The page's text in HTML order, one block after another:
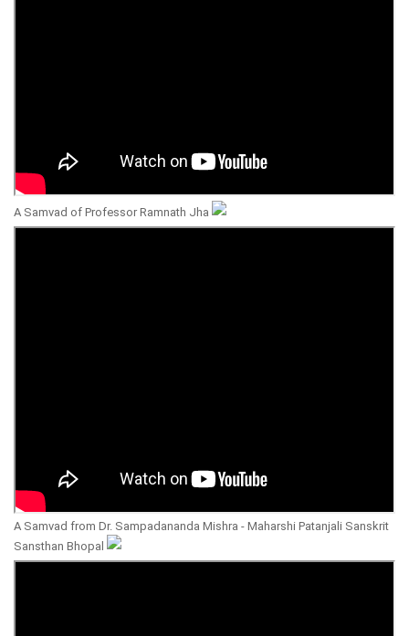
A Samvad of Professor Ramnath Jha
A Samvad from Dr. Sampadananda Mishra - Maharshi Patanjali Sanskrit
Sansthan Bhopal